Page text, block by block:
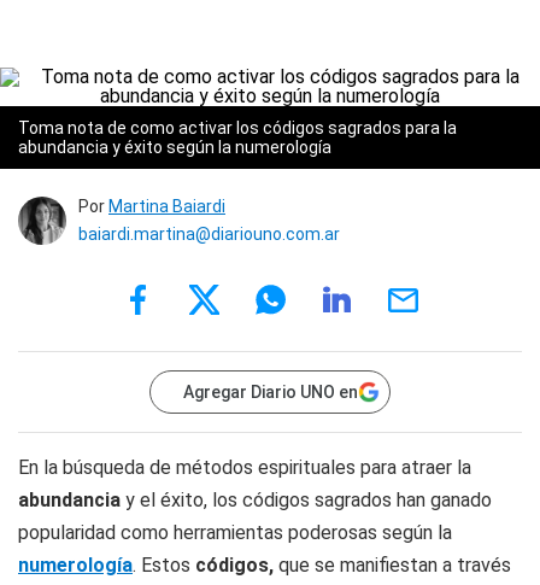
Toma nota de como activar los códigos sagrados para la
abundancia y éxito según la numerología
Por Martina Baiardi
baiardi.martina@diariouno.com.ar
Agregar Diario UNO en
En la búsqueda de métodos espirituales para atraer la
abundancia y el éxito, los códigos sagrados han ganado
popularidad como herramientas poderosas según la
numerología. Estos códigos, que se manifiestan a través